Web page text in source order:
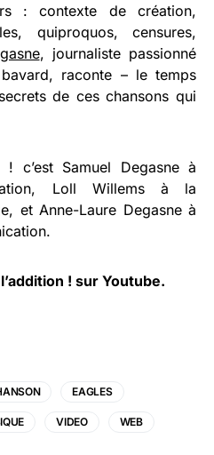
: contexte de création,
quiproquos, censures,
, journaliste passionné
raconte – le temps
de ces chansons qui
! c’est Samuel Degasne à
Loll Willems à la
et Anne-Laure Degasne à
! sur Youtube.
EAGLES
VIDEO WEB